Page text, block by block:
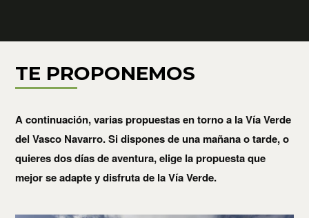
TE PROPONEMOS
A continuación, varias propuestas en torno a la Vía Verde
del Vasco Navarro. Si dispones de una mañana o tarde, o
quieres dos días de aventura, elige la propuesta que
mejor se adapte y disfruta de la Vía Verde.